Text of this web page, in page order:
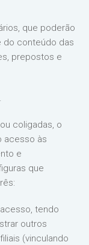
que poderão
do conteúdo das
prepostos e
coligadas, o
acesso às
e
que
tendo
outros
(vinculando